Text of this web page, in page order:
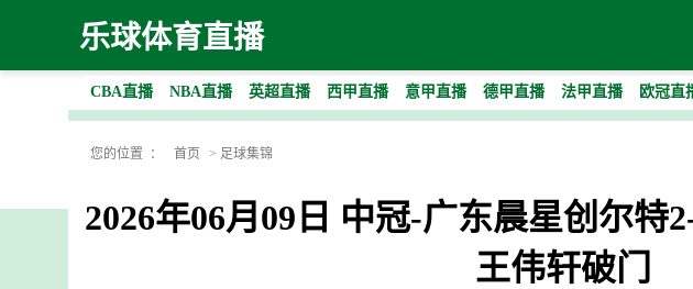
乐球体育直播
CBA直播 NBA直播 英超直播 西甲直播 意甲直播 德甲直播 法甲直播 欧冠直
您的位置 ： 首页 > 足球集锦
2026年06月09日 中冠-广东晨星创尔特
王伟轩破门